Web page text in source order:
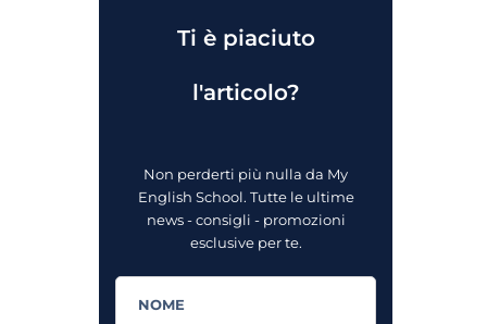
Ti è piaciuto
l'articolo?
Non perderti più nulla da My
English School. Tutte le ultime
news - consigli - promozioni
esclusive per te.